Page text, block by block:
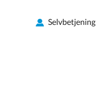
Selvbetjening